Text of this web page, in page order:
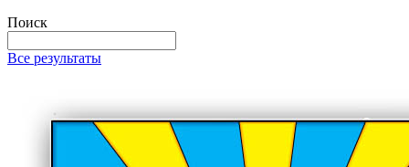
Поиск
Все результаты